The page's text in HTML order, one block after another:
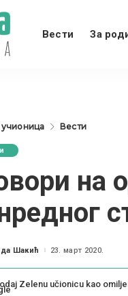
Вести За
Вести
на
Шакић 23. март 2020.
Zelenu učionicu kao